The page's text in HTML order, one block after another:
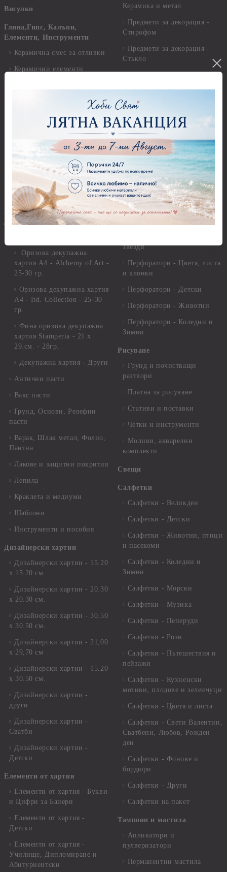
Висулки
Глина,Гипс, Калъпи,
Елементи, Инструменти
Керамична смес за отливки
Керамични елементи
Инструменти за моделиране
Молдове и шаблони
Самосъхнеща глина
Полимерна Глина
Приложни техники и
Декупаж
Оризова декупажна
хартия А4 - Alchemy of Art -
25-30 гр.
Оризова декупажна хартия
А4 - Itd. Collection - 25-30
гр.
Фина оризова декупажна
хартия Stamperia - 21 х
29.см. - 28гр.
Декупажна хартия - Други
Антични пасти
Вакс пасти
Грунд, Основи, Релефни
пасти
Варак, Шлак метал, Фолио,
Пантна
Лакове и защитни покрития
Лепила
Краклета и медиуми
Шаблони
Инструменти и пособия
Дизайнерски хартии
Дизайнерски хартии - 15.20
х 15.20 см.
Дизайнерски хартии - 20.30
х 20.30 см.
Дизайнерски хартии - 30.50
х 30.50 см.
Дизайнерски хартии - 21,00
х 29,70 см
Дизайнерски хартии - 15.20
x 30.50 см.
Дизайнерски хартии -
други
Дизайнерски хартии -
Сватби
Дизайнерски хартии -
Детски
Елементи от хартия
Елементи от хартия - Букви
и Цифри за Банери
Елементи от хартия -
Детски
Елементи от хартия -
Училище, Дипломиране и
Абитуриентски
Керамика и метал
Предмети за декорация -
Стирофом
Предмети за декорация -
Стъкло
Перфоратори до 2,50 см
Перфоратори 2,50 см
Перфоратори над 2,50 см
Бордюрни пънчове
Ъглови перфоратори
Перфоратори Основни
Фигури - кръгове, овали
звезди
Перфоратори - Цветя, листа
и клонки
Перфоратори - Детски
Перфоратори - Животни
Перфоратори - Коледни и
Зимни
Рисуване
Грунд и почистващи
разтвори
Платна за рисуване
Стативи и поставки
Четки и инструменти
Моливи, акварелни
комплекти
Свещи
Салфетки
Салфетки - Великден
Салфетки - Детски
Салфетки - Животни, птици
и насекоми
Салфетки - Коледни и
Зимни
Салфетки - Морски
Салфетки - Музика
Салфетки - Пеперуди
Салфетки - Рози
Салфетки - Пътешествия и
пейзажи
Салфетки - Кухненски
мотиви, плодове и зеленчуци
Салфетки - Цветя и листа
Салфетки - Свети Валентин,
Сватбени, Любов, Рожден
ден
Салфетки - Фонове и
бордюри
Салфетки - Други
Салфетки на пакет
Тампони и мастила
Апликатори и
пулверизатори
Перманентни мастила